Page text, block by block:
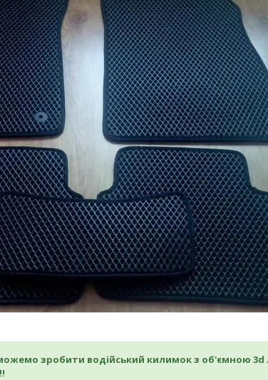
зробити водійський килимок з об'ємною 3d